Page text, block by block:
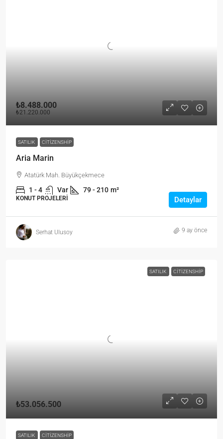
₺8.488.000
₺21.220.000
SATILIK CITIZENSHIP
Aria Marin
Atatürk Mah. Büyükçekmece
1 - 4 Var 79 - 210 m²
KONUT PROJELERI Detaylar
Serhat Ulusoy 9 ay önce
SATILIK CITIZENSHIP
₺53.056.500
SATILIK CITIZENSHIP